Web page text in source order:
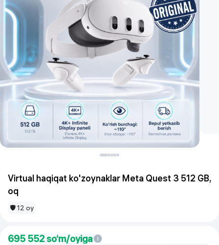
Virtual haqiqat ko'zoynaklar Meta Quest 3 512 GB,
oq
🛡 12 oy
695 552 so‘m/oyiga